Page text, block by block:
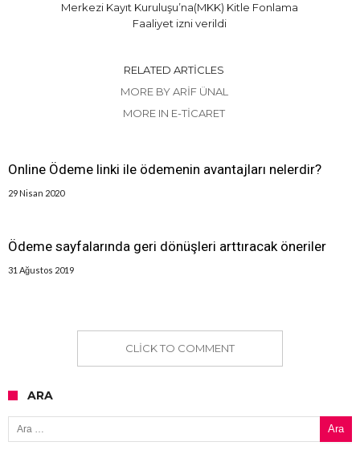
Merkezi Kayıt Kuruluşu’na(MKK) Kitle Fonlama
Faaliyet izni verildi
RELATED ARTICLES
MORE BY ARIF ÜNAL
MORE IN E-TICARET
Online Ödeme linki ile ödemenin avantajları nelerdir?
29 Nisan 2020
Ödeme sayfalarında geri dönüşleri arttıracak öneriler
31 Ağustos 2019
CLICK TO COMMENT
ARA
Arama: